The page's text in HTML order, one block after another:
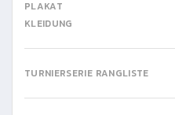
PLAKAT
KLEIDUNG
TURNIERSERIE RANGLISTE